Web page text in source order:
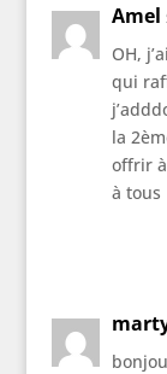
Amel
OH,
qui
la
offrir
à tous